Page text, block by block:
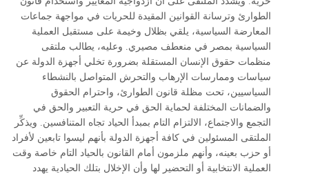
الطوارئ وترسانة القوانين المقيدة للحريات في مواجهة جماعات
المعارضة السياسية، يلقي بظلال وخيمة على مستقبل العملية
السياسية بمصر في منعطف مصيري. وعليه، يطالب ملتقى
منظمات حقوق الإنسان المستقلة بضرورة تخلي أجهزة الدولة عن
سياسات وممارسات الإرهاب والتحرش المتواصل بالنشطاء
السياسيين، تحت مظلة قانون الطوارئ، واحترام الحقوق
والضمانات المختلفة لحماية الحق في حرية التعبير والحق في
التجمع والاجتماع، الالتزام التام بمبدأ الحياد تجاه المتنافسين. ويذكِّر
الملتقى المسئولين في كافة أجهزة الدولة بأنهم ليسوا تابعين لأفراد
أو حزب بعينه، وأنهم ملزمون أمام القانون بالحياد التام خاصة وقت
العملية الانتخابية أو التحضير لها وأن الإخلال بتلك الحيادية يهدد